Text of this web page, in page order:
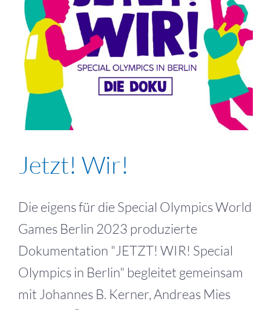
Jetzt! Wir!
Die eigens für die Special Olympics World
Games Berlin 2023 produzierte
Dokumentation "JETZT! WIR! Special
Olympics in Berlin" begleitet gemeinsam
mit Johannes B. Kerner, Andreas Mies